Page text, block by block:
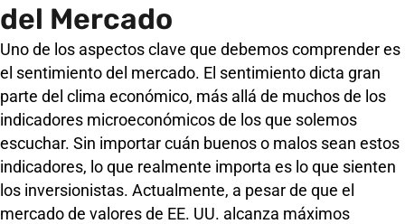
del Mercado
Uno de los aspectos clave que debemos comprender es
el sentimiento del mercado. El sentimiento dicta gran
parte del clima económico, más allá de muchos de los
indicadores microeconómicos de los que solemos
escuchar. Sin importar cuán buenos o malos sean estos
indicadores, lo que realmente importa es lo que sienten
los inversionistas. Actualmente, a pesar de que el
mercado de valores de EE. UU. alcanza máximos